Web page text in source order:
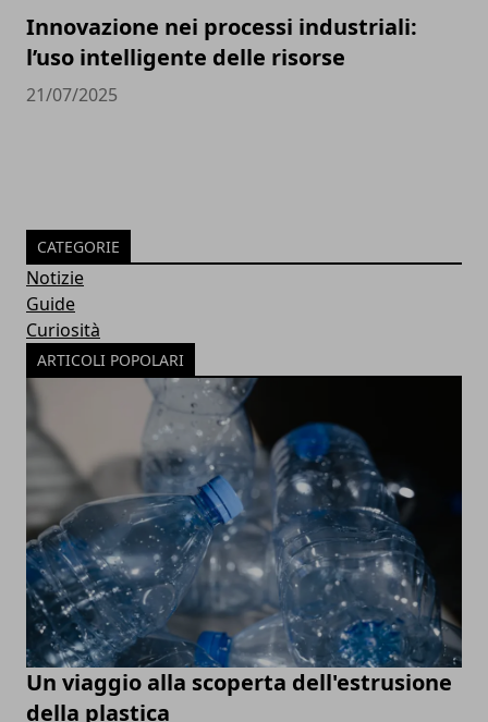
Innovazione nei processi industriali:
l’uso intelligente delle risorse
21/07/2025
CATEGORIE
Notizie
Guide
Curiosità
ARTICOLI POPOLARI
Un viaggio alla scoperta dell'estrusione
della plastica